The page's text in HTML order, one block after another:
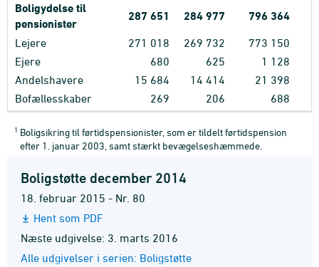
Boligydelse til
pensionister
287 651 284 977 796 364
Lejere 271 018 269 732 773 150
Ejere
680 625 1 128
Andelshavere
15 684 14 414 21 398
Bofællesskaber
269 206 688
1 Boligsikring til førtidspensionister, som er tildelt førtidspension
efter 1. januar 2003, samt stærkt bevægelseshæmmede.
Boligstøtte december 2014
18. februar 2015 - Nr. 80
Hent som PDF
Næste udgivelse: 3. marts 2016
Alle udgivelser i serien: Boligstøtte